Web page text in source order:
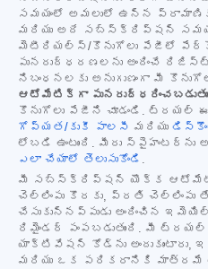
సమయంలో అమలులో ఉన్న
మరియు అదే సబ్‌స్క్రిప్షన్
మెటీరియల్స్/కొనుగోలు పేజీలో
పునరుద్ధరణలను అందించే
నిబంధనలకు అనుగుణంగా మీ
ఆటోమేటిక్‌గా
కొనుగోలు పేజీని చూడండి. ట్రయల్
గోప్యత/కుకీ పాలసీ మరియు
లోబడి ఉంటుంది. మీరు
ఎలా చేయాలో తెలుసుకోండి .
మీ సబ్‌స్క్రిప్షన్ యొక్క
చెల్లింపు కొరకు, ప్రతి చెల్లింపు
చేసుకున్నప్పుడు అందించిన
రిమైండర్ పంపబడుతుంది. మీ
యాక్టివేషన్ కోడ్‌ను
మరియు ఒక పరికరానికి మాత్రమే